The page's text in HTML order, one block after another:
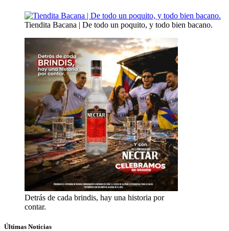
Tiendita Bacana | De todo un poquito, y todo bien bacano.
Detrás de cada brindis, hay una historia por
contar.
Últimas Noticias